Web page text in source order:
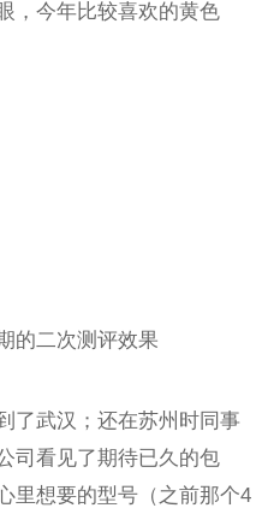
，今年比较喜欢的黄色
的二次测评效果
了武汉；还在苏州时同事
司看见了期待已久的包
想要的型号（之前那个4